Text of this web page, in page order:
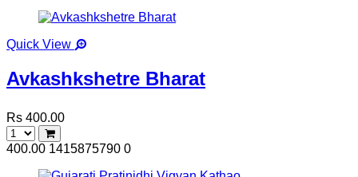
Quick View
Avkashkshetre Bharat
Rs 400.00
400.00 1415875790 0